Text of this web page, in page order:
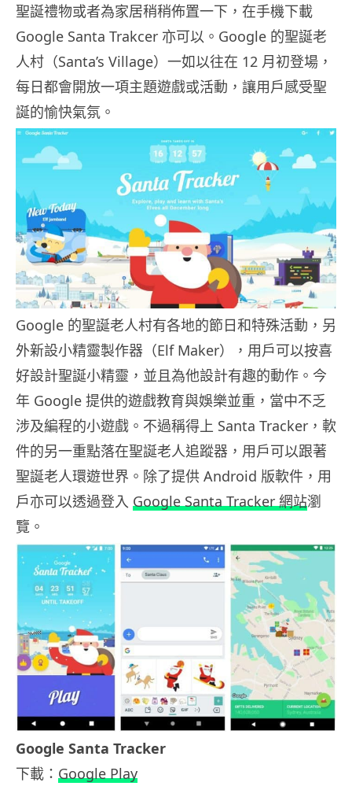
聖誕禮物或者為家居稍稍佈置一下，在手機下載
Google Santa Trakcer 亦可以。Google 的聖誕老
人村（Santa’s Village）一如以往在 12 月初登場，
每日都會開放一項主題遊戲或活動，讓用戶感受聖
誕的愉快氣氛。
Google 的聖誕老人村有各地的節日和特殊活動，另
外新設小精靈製作器（Elf Maker），用戶可以按喜
好設計聖誕小精靈，並且為他設計有趣的動作。今
年 Google 提供的遊戲教育與娛樂並重，當中不乏
涉及編程的小遊戲。不過稱得上 Santa Tracker，軟
件的另一重點落在聖誕老人追蹤器，用戶可以跟著
聖誕老人環遊世界。除了提供 Android 版軟件，用
戶亦可以透過登入 Google Santa Tracker 網站瀏
覽。
Google Santa Tracker
下載： Google Play